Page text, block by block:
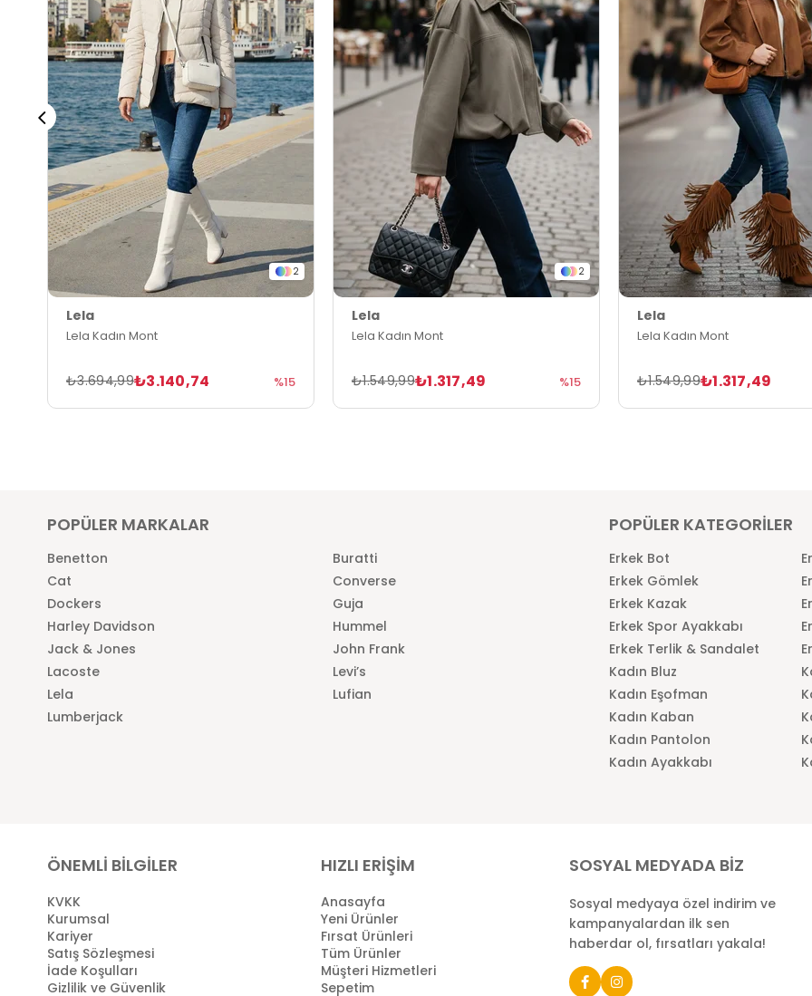
2
Lela
Lela Kadın Mont
₺3.140,74
₺3.694,99 %15
2
Lela
Lela Kadın Mont
₺1.317,49
₺1.549,99 %15
Lela
Lela Kadın Mont
₺1.317,49
₺1.549,99
POPÜLER MARKALAR
Benetton
Buratti
Cat
Converse
Dockers
Guja
Harley Davidson
Hummel
Jack & Jones
John Frank
Lacoste
Levi’s
Lela
Lufian
Lumberjack
POPÜLER KATEGORİLER
Erkek Bot
Erkek Gömlek
Erkek Kazak
Erkek Spor Ayakkabı
Erkek Terlik & Sandalet
Kadın Bluz
Kadın Eşofman
Kadın Kaban
Kadın Pantolon
Kadın Ayakkabı
ÖNEMLİ BİLGİLER
KVKK
Kurumsal
Kariyer
Satış Sözleşmesi
İade Koşulları
Gizlilik ve Güvenlik
HIZLI ERİŞİM
Anasayfa
Yeni Ürünler
Fırsat Ürünleri
Tüm Ürünler
Müşteri Hizmetleri
Sepetim
SOSYAL MEDYADA BİZ
Sosyal medyaya özel indirim ve
kampanyalardan ilk sen
haberdar ol, fırsatları yakala!